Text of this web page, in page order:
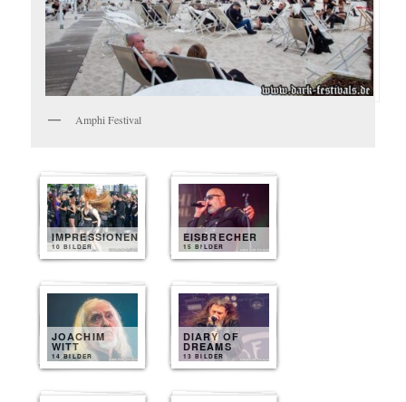
Amphi Festival
IMPRESSIONEN
10 BILDER
EISBRECHER
15 BILDER
JOACHIM
WITT
14 BILDER
DIARY OF
DREAMS
13 BILDER